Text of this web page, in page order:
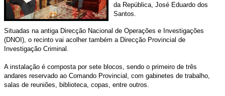
da República, José Eduardo dos
Santos.
Situadas na antiga Direcção Nacional de Operações e Investigações
(DNOI), o recinto vai acolher também a Direcção Provincial de
Investigação Criminal.
A instalação é composta por sete blocos, sendo o primeiro de três
andares reservado ao Comando Provincial, com gabinetes de trabalho,
salas de reuniões, biblioteca, copas, entre outros.